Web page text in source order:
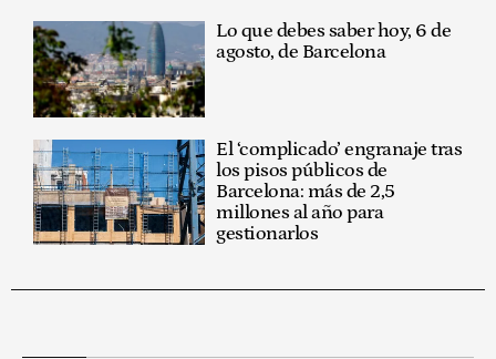
Lo que debes saber hoy, 6 de
agosto, de Barcelona
El ‘complicado’ engranaje tras
los pisos públicos de
Barcelona: más de 2,5
millones al año para
gestionarlos